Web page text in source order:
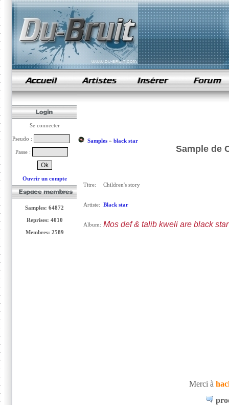
samples de rap
Se connecter
Pseudo :
Passe :
Ouvrir un compte
Samples: 64872
Reprises: 4010
Membres: 2589
Samples» black star
Sample de
Titre: Children's story
Artiste: Black star
Album: Mos def & talib kweli are black star
Merci à